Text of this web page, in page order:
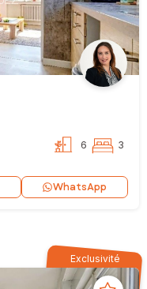
6 3
WhatsApp
Exclusivité